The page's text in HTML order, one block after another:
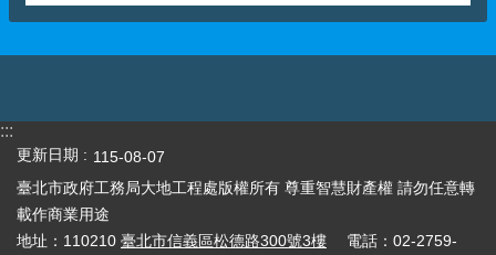
:::
更新日期
115-08-07
臺北市政府工務局大地工程處版權所有 尊重智慧財產權 請勿任意轉
載作商業用途
地址：110210 臺北市信義區松德路300號3樓 電話：02-2759-